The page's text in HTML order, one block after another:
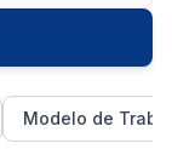
Modelo de